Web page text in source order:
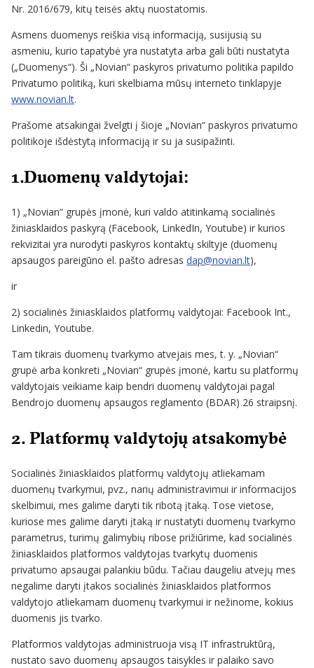
Nr. 2016/679, kitų teisės aktų nuostatomis.
Asmens duomenys reiškia visą informaciją, susijusią su
asmeniu, kurio tapatybė yra nustatyta arba gali būti nustatyta
(„Duomenys“). Ši „Novian“ paskyros privatumo politika papildo
Privatumo politiką, kuri skelbiama mūsų interneto tinklapyje
www.novian.lt.
Prašome atsakingai žvelgti į šioje „Novian“ paskyros privatumo
politikoje išdėstytą informaciją ir su ja susipažinti.
1.Duomenų valdytojai:
1) „Novian“ grupės įmonė, kuri valdo atitinkamą socialinės
žiniasklaidos paskyrą (Facebook, LinkedIn, Youtube) ir kurios
rekvizitai yra nurodyti paskyros kontaktų skiltyje (duomenų
apsaugos pareigūno el. pašto adresas dap@novian.lt),
ir
2) socialinės žiniasklaidos platformų valdytojai: Facebook Int.,
Linkedin, Youtube.
Tam tikrais duomenų tvarkymo atvejais mes, t. y. „Novian“
grupė arba konkreti „Novian“ grupės įmonė, kartu su platformų
valdytojais veikiame kaip bendri duomenų valdytojai pagal
Bendrojo duomenų apsaugos reglamento (BDAR) 26 straipsnį.
2. Platformų valdytojų atsakomybė
Socialinės žiniasklaidos platformų valdytojų atliekamam
duomenų tvarkymui, pvz., narių administravimui ir informacijos
skelbimui, mes galime daryti tik ribotą įtaką. Tose vietose,
kuriose mes galime daryti įtaką ir nustatyti duomenų tvarkymo
parametrus, turimų galimybių ribose prižiūrime, kad socialinės
žiniasklaidos platformos valdytojas tvarkytų duomenis
privatumo apsaugai palankiu būdu. Tačiau daugeliu atvejų mes
negalime daryti įtakos socialinės žiniasklaidos platformos
valdytojo atliekamam duomenų tvarkymui ir nežinome, kokius
duomenis jis tvarko.
Platformos valdytojas administruoja visą IT infrastruktūrą,
nustato savo duomenų apsaugos taisykles ir palaiko savo